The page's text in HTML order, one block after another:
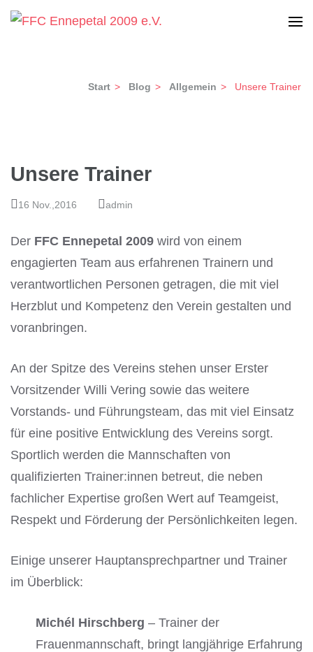
Zum
Start > Blog > Allgemein > Unsere Trainer
Unsere Trainer
16 Nov.,2016 admin
Der FFC Ennepetal 2009 wird von einem
engagierten Team aus erfahrenen Trainern und
verantwortlichen Personen getragen, die mit viel
Herzblut und Kompetenz den Verein gestalten und
voranbringen.
An der Spitze des Vereins stehen unser Erster
Vorsitzender Willi Vering sowie das weitere
Vorstands- und Führungsteam, das mit viel Einsatz
für eine positive Entwicklung des Vereins sorgt.
Sportlich werden die Mannschaften von
qualifizierten Trainer:innen betreut, die neben
fachlicher Expertise großen Wert auf Teamgeist,
Respekt und Förderung der Persönlichkeiten legen.
Einige unserer Hauptansprechpartner und Trainer
im Überblick:
Michél Hirschberg – Trainer der
Frauenmannschaft, bringt langjährige Erfahrung